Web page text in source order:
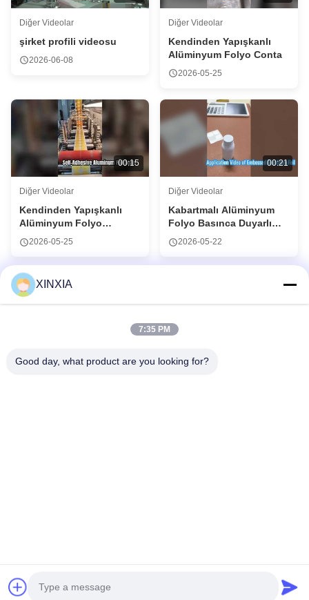
Diğer Videolar
şirket profili videosu
2026-06-08
Diğer Videolar
Kendinden Yapışkanlı
Alüminyum Folyo Conta
2026-05-25
00:15
Diğer Videolar
Kendinden Yapışkanlı
Alüminyum Folyo
Sızdırmazlık Astarı
2026-05-25
00:21
Diğer Videolar
Kabartmalı Alüminyum
Folyo Basınca Duyarlı
Sızdırmazlık
Gömleklerinin Uygulama
2026-05-22
Video Bölgesi
© 2026 XINXIA New Material Co., Ltd. All Rights Reserved.
XINXIA
7:35 PM
Good day, what product are you looking for?